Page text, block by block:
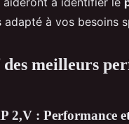
adapté à vos besoins
meilleurs
2,V : Performance